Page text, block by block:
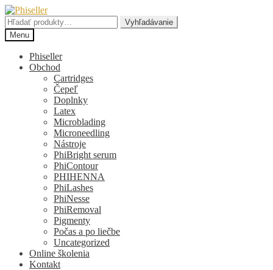
Preskočiť
na
navigáciu
Preskočiť
na
obsah
Hľadať:
Vyhľadávanie
Menu
Phiseller
Obchod
Cartridges
Čepeľ
Doplnky
Latex
Microblading
Microneedling
Nástroje
PhiBright serum
PhiContour
PHIHENNA
PhiLashes
PhiNesse
PhiRemoval
Pigmenty
Počas a po liečbe
Uncategorized
Online školenia
Kontakt